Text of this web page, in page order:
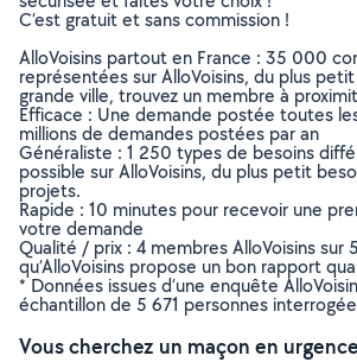
C’est gratuit et sans commission !
AlloVoisins partout en France : 35 000
représentées sur AlloVoisins, du plus
grande ville, trouvez un membre à
Efficace : Une demande postée toutes
millions de demandes postées par an
Généraliste : 1 250 types de besoins
possible sur AlloVoisins, du plus petit
projets.
Rapide : 10 minutes pour recevoir une
votre demande
Qualité / prix : 4 membres AlloVoisins sur
qu’AlloVoisins propose un bon rapport
* Données issues d’une enquête
échantillon de 5 671 personnes
Vous cherchez un maçon en